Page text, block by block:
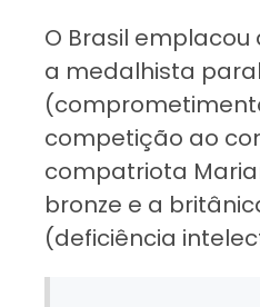
O Brasil
a medalhista
competição ao
compatriota
bronze e a
(deficiência